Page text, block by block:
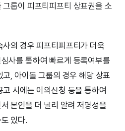
룹이 피프티피프티 상표권을 소
의 경우 피프티피프티가 더욱
사를 통하여 빠르게 등록여부를
, 아이돌 그룹의 경우 해당 상표
시에는 이의신청 등을 통하여
본인을 더 널리 알려 저명성을
있다.